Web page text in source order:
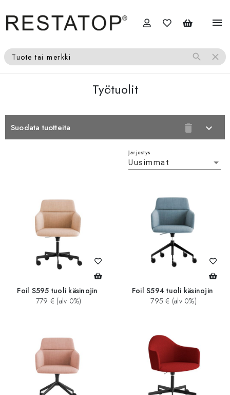
menu
Tuote tai merkki search close
Työtuolit
Suodata tuotteita delete expand_more
Uusimmat
Järjestys
Foil S595 tuoli käsinojin
779 € (alv 0%)
Foil S594 tuoli käsinojin
795 € (alv 0%)